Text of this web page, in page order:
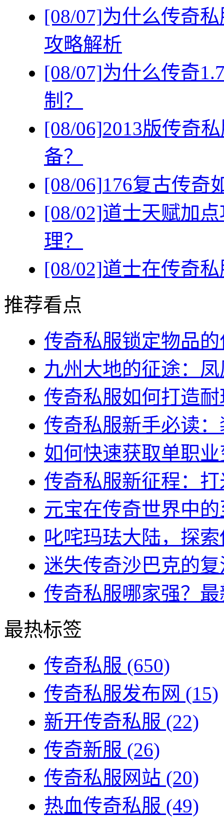
[08/07]为什么传奇
攻略解析
[08/07]为什么传奇
制？
[08/06]2013版传奇
备？
[08/06]176复古传奇
[08/02]道士天赋加
理？
[08/02]道士在传奇
推荐看点
传奇私服锁定物品
九州大地的征途：
传奇私服如何打造
传奇私服新手必读
如何快速获取单职
传奇私服新征程：
元宝在传奇世界中
叱咤玛珐大陆，探
迷失传奇沙巴克的
传奇私服哪家强？
最热标签
传奇私服 (650)
传奇私服发布网 (15)
新开传奇私服 (22)
传奇新服 (26)
传奇私服网站 (20)
热血传奇私服 (49)